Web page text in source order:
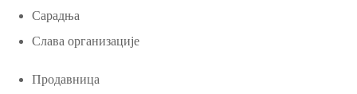
Сарадња
Слава организације
Продавница